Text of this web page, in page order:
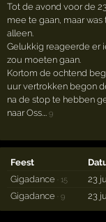
Tot de avond voor de
mee te gaan, maar
alleen.
Gelukkig reageerde er
zou moeten gaan.
Kortom de ochtend
uur vertrokken begon
na de stop te hebben
naar Oss.… 9
Feest
Gigadance
15 23
Gigadance
·9 23